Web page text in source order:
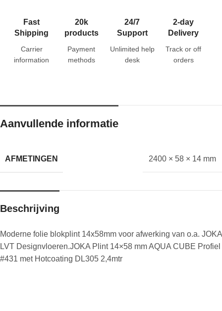
Fast
Shipping
Carrier
information
20k
products
Payment
methods
24/7
Support
Unlimited help
desk
2-day
Delivery
Track or off
orders
Aanvullende informatie
AFMETINGEN 2400 × 58 × 14 mm
Beschrijving
Moderne folie blokplint 14x58mm voor afwerking van o.a. JOKA
LVT Designvloeren.JOKA Plint 14×58 mm AQUA CUBE Profiel
#431 met Hotcoating DL305 2,4mtr